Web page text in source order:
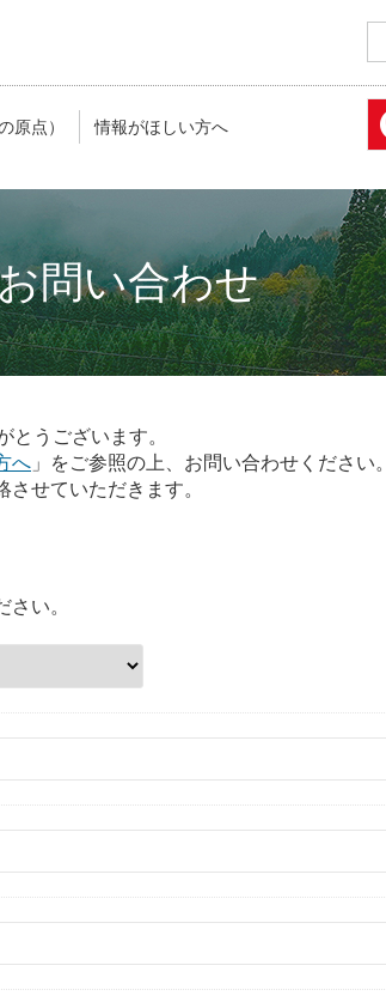
原点）
情報がほしい方へ
問い合わせ
うございます。
へ 」をご参照の上、お問い合わせください。
せていただきます。
い。